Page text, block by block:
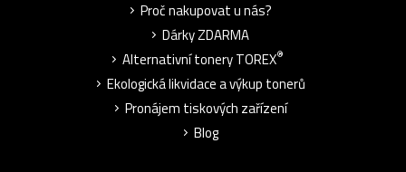
Proč nakupovat u nás?
Dárky ZDARMA
Alternativní tonery TOREX®
Ekologická likvidace a výkup tonerů
Pronájem tiskových zařízení
Blog